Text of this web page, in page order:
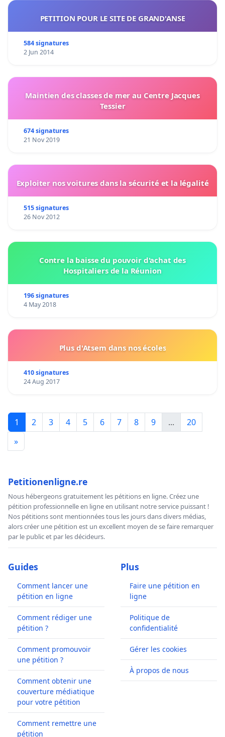
PETITION POUR LE SITE DE GRAND'ANSE
584 signatures
2 Jun 2014
Maintien des classes de mer au Centre Jacques
Tessier
674 signatures
21 Nov 2019
Exploiter nos voitures dans la sécurité et la légalité
515 signatures
26 Nov 2012
Contre la baisse du pouvoir d'achat des
Hospitaliers de la Réunion
196 signatures
4 May 2018
Plus d'Atsem dans nos écoles
410 signatures
24 Aug 2017
1 2 3 4 5 6 7 8 9 ...
20
»
Petitionenligne.re
Nous hébergeons gratuitement les pétitions en ligne. Créez une
pétition professionnelle en ligne en utilisant notre service puissant !
Nos pétitions sont mentionnées tous les jours dans divers médias,
alors créer une pétition est un excellent moyen de se faire remarquer
par le public et par les décideurs.
Guides
Comment lancer une
pétition en ligne
Comment rédiger une
pétition ?
Comment promouvoir
une pétition ?
Comment obtenir une
couverture médiatique
pour votre pétition
Comment remettre une
pétition
Plus
Faire une pétition en
ligne
Politique de
confidentialité
Gérer les cookies
À propos de nous